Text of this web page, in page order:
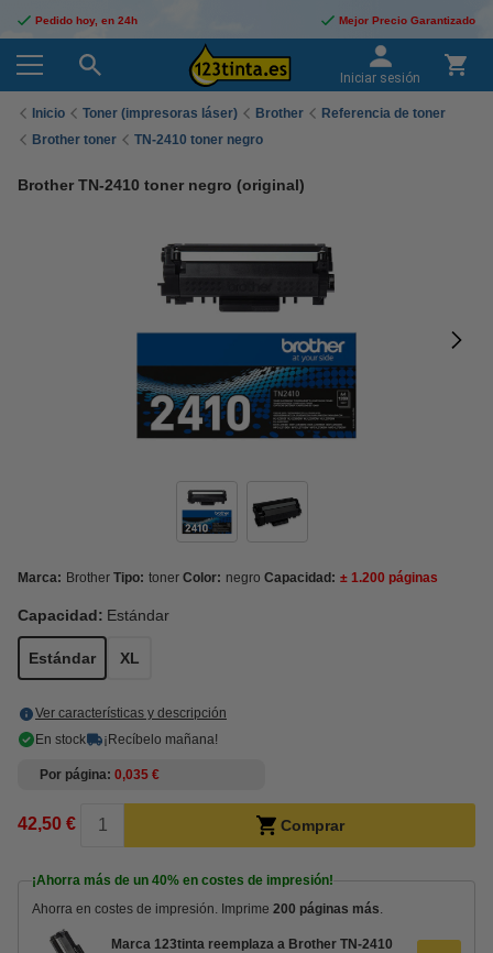
Pedido hoy, en 24h Mejor Precio Garantizado
Iniciar sesión
Inicio Toner (impresoras láser) Brother
Referencia de toner
Brother toner
TN-2410 toner negro
Brother TN-2410 toner negro (original)
Marca: Brother Tipo: toner Color: negro Capacidad: ± 1.200 páginas
Capacidad: Estándar
Estándar XL
Ver características y descripción
En stock
¡Recíbelo mañana!
Por página 0,035 €
42,50 € Comprar
¡Ahorra más de un 40% en costes de impresión!
Ahorra en costes de impresión. Imprime 200 páginas más.
Marca 123tinta reemplaza a Brother TN-2410